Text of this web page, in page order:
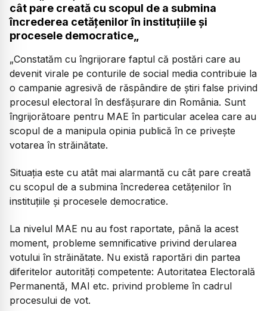
cât pare creată cu scopul de a submina
încrederea cetățenilor în instituțiile și
procesele democratice„
„Constatăm cu îngrijorare faptul că postări care au
devenit virale pe conturile de social media contribuie la
o campanie agresivă de răspândire de știri false privind
procesul electoral în desfășurare din România. Sunt
îngrijorătoare pentru MAE în particular acelea care au
scopul de a manipula opinia publică în ce privește
votarea în străinătate.
Situația este cu atât mai alarmantă cu cât pare creată
cu scopul de a submina încrederea cetățenilor în
instituțiile și procesele democratice.
La nivelul MAE nu au fost raportate, până la acest
moment, probleme semnificative privind derularea
votului în străinătate. Nu există raportări din partea
diferitelor autorități competente: Autoritatea Electorală
Permanentă, MAI etc. privind probleme în cadrul
procesului de vot.